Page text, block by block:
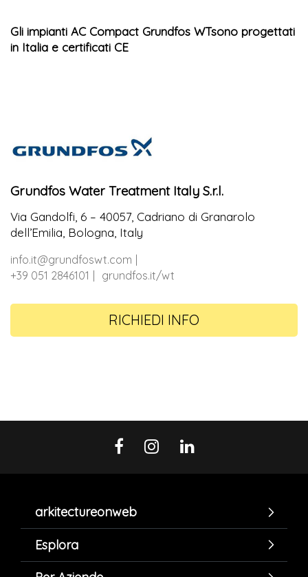
Gli impianti AC Compact Grundfos WTsono progettati
in Italia e certificati CE
Grundfos Water Treatment Italy S.r.l.
Via Gandolfi, 6 – 40057, Cadriano di Granarolo
dell’Emilia, Bologna, Italy
info.it@grundfoswt.com
+39 051 2846101
grundfos.it/wt
RICHIEDI INFO
arkitectureonweb
Esplora